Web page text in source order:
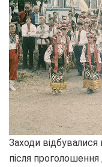
Заходи відбувалися
після